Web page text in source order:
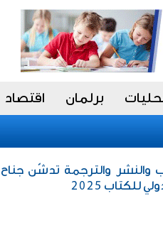
برلمان اقتصاد
والنشر والترجمة تدشّن
للكتاب 2025